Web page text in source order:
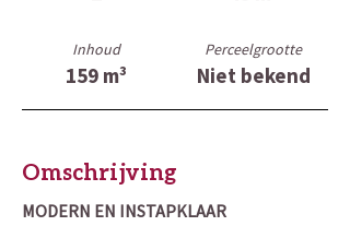
Inhoud
159 m³
Perceelgrootte
Niet bekend
Omschrijving
MODERN EN INSTAPKLAAR